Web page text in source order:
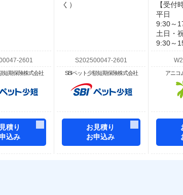
短期保険株式会社
積り
込み
く）
SBIペット少額短期保険株式会社
お見積り
お申込み
【受付
平日
9:30～
土日・
9:30～
アニコ